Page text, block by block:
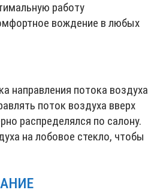
работу
вождение в любых
направления потока воздуха
поток воздуха вверх
распределялся по салону.
на лобовое стекло, чтобы